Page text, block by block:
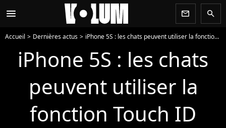
menu newsletter search
Accueil Dernières actus iPhone 5S : les chats peuvent utiliser la fonction Touch ID
iPhone 5S : les chats
peuvent utiliser la
fonction Touch ID